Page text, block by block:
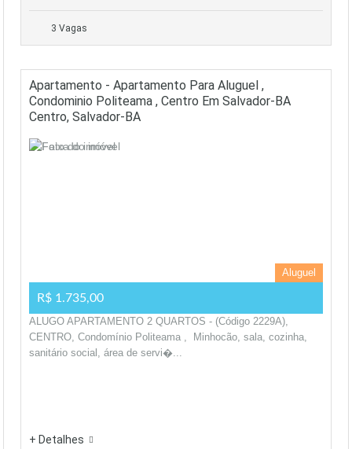
3 Vagas
Apartamento - Apartamento Para Aluguel ,
Condominio Politeama , Centro Em Salvador-BA
Centro, Salvador-BA
Aluguel
R$ 1.735,00
ALUGO APARTAMENTO 2 QUARTOS - (Código 2229A),
CENTRO, Condomínio Politeama , Minhocão, sala, cozinha,
sanitário social, área de servi�...
+ Detalhes